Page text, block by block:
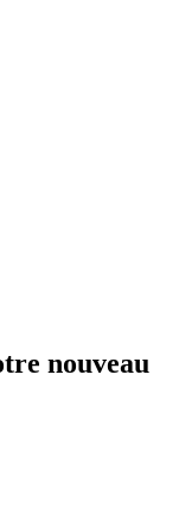
nouveau